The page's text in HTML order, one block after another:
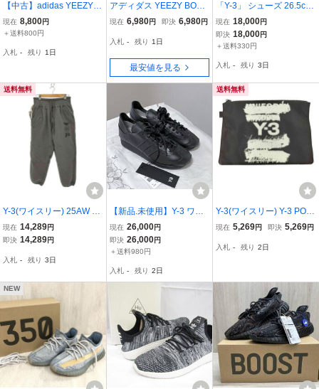
【中古】adidas YEEZY B
oost 350 V2 Core Black/R
ed スニーカー 26cm BY9
ィダス[240010487802]
現在 8,800円
＋送料800円
入札 - 残り 1日
アディダス YEEZY BOOS
T 700 ENFLAME AMBER
現在 6,980円 即決 6,980円
入札 - 残り 1日
最安値を見る
「Y-3」 シューズ 26.5cm
ブラック メンズ
現在 18,000円
即決 18,000円
＋送料330円
入札 - 残り 3日
送料無料
Y-3(ワイスリー) 25AW Y-
3 CUFFED TRACK PANT
メンズ JPN：S 中古 古着
現在 14,289円
即決 14,289円
入札 - 残り 3日
【新品.未使用】Y-3 ワイ
スリー COUNTRY カント
リー スニーカー ブラック
adidas アディダス
現在 26,000円
即決 26,000円
＋送料980円
入札 - 残り 2日
送料無料
Y-3(ワイスリー) Y-3 POU
CH メンズ 表記無 中古 古
現在 5,269円 即決 5,269円
入札 - 残り 2日
NEW